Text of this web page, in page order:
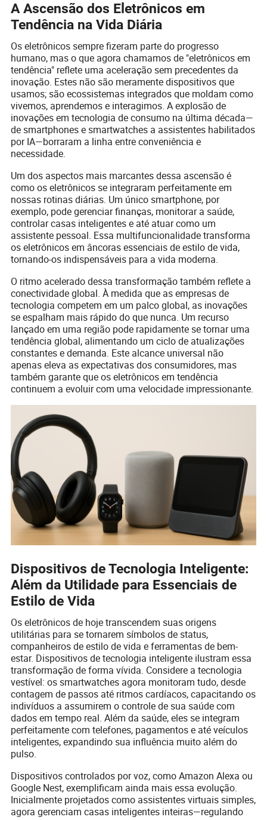
A Ascensão dos Eletrônicos em
Tendência na Vida Diária
Os eletrônicos sempre fizeram parte do progresso
humano, mas o que agora chamamos de "eletrônicos em
tendência" reflete uma aceleração sem precedentes da
inovação. Estes não são meramente dispositivos que
usamos; são ecossistemas integrados que moldam como
vivemos, aprendemos e interagimos. A explosão de
inovações em tecnologia de consumo na última década—
de smartphones e smartwatches a assistentes habilitados
por IA—borraram a linha entre conveniência e
necessidade.
Um dos aspectos mais marcantes dessa ascensão é
como os eletrônicos se integraram perfeitamente em
nossas rotinas diárias. Um único smartphone, por
exemplo, pode gerenciar finanças, monitorar a saúde,
controlar casas inteligentes e até atuar como um
assistente pessoal. Essa multifuncionalidade transforma
os eletrônicos em âncoras essenciais de estilo de vida,
tornando-os indispensáveis para a vida moderna.
O ritmo acelerado dessa transformação também reflete a
conectividade global. À medida que as empresas de
tecnologia competem em um palco global, as inovações
se espalham mais rápido do que nunca. Um recurso
lançado em uma região pode rapidamente se tornar uma
tendência global, alimentando um ciclo de atualizações
constantes e demanda. Este alcance universal não
apenas eleva as expectativas dos consumidores, mas
também garante que os eletrônicos em tendência
continuem a evoluir com uma velocidade impressionante.
Dispositivos de Tecnologia Inteligente:
Além da Utilidade para Essenciais de
Estilo de Vida
Os eletrônicos de hoje transcendem suas origens
utilitárias para se tornarem símbolos de status,
companheiros de estilo de vida e ferramentas de bem-
estar. Dispositivos de tecnologia inteligente ilustram essa
transformação de forma vívida. Considere a tecnologia
vestível: os smartwatches agora monitoram tudo, desde
contagem de passos até ritmos cardíacos, capacitando os
indivíduos a assumirem o controle de sua saúde com
dados em tempo real. Além da saúde, eles se integram
perfeitamente com telefones, pagamentos e até veículos
inteligentes, expandindo sua influência muito além do
pulso.
Dispositivos controlados por voz, como Amazon Alexa ou
Google Nest, exemplificam ainda mais essa evolução.
Inicialmente projetados como assistentes virtuais simples,
agora gerenciam casas inteligentes inteiras—regulando